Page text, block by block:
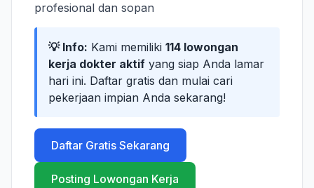
profesional dan sopan
💡 Info: Kami memiliki 114 lowongan
kerja dokter aktif yang siap Anda lamar
hari ini. Daftar gratis dan mulai cari
pekerjaan impian Anda sekarang!
Daftar Gratis Sekarang
Posting Lowongan Kerja